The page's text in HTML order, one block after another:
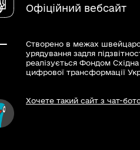
Офіційний вебсайт
Створено в межах
урядування задля
реалізується Фондом
цифрової трансформації
Хочете такий сайт з чат-